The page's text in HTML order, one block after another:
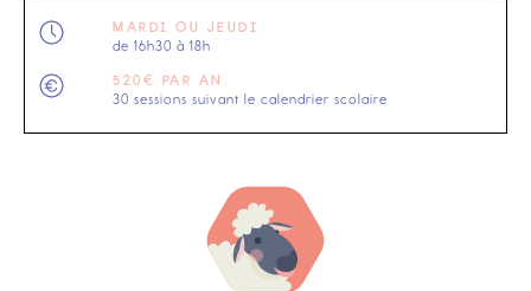
MARDI OU JEUDI
de 16h30 à 18h
520€ PAR AN
30 sessions suivant le calendrier scolaire